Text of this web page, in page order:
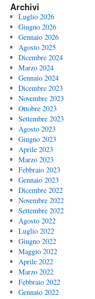
Archivi
Luglio 2026
Giugno 2026
Gennaio 2026
Agosto 2025
Dicembre 2024
Marzo 2024
Gennaio 2024
Dicembre 2023
Novembre 2023
Ottobre 2023
Settembre 2023
Agosto 2023
Giugno 2023
Aprile 2023
Marzo 2023
Febbraio 2023
Gennaio 2023
Dicembre 2022
Novembre 2022
Settembre 2022
Agosto 2022
Luglio 2022
Giugno 2022
Maggio 2022
Aprile 2022
Marzo 2022
Febbraio 2022
Gennaio 2022